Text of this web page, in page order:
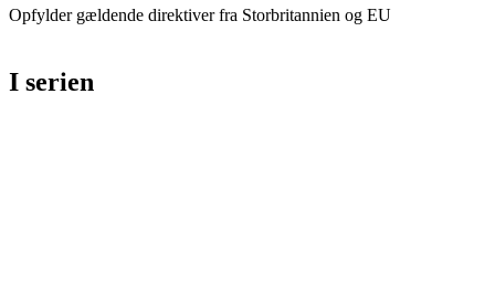
Opfylder gældende direktiver fra Storbritannien og EU
I serien